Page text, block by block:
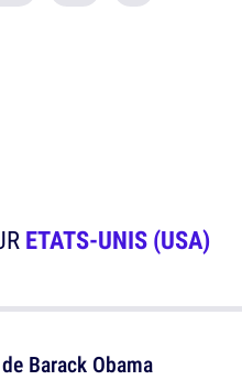
ETATS-UNIS (USA)
Barack Obama